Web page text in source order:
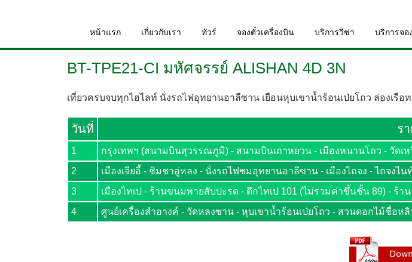
หน้าแรก เกี่ยวกับเรา ทัวร์ จองตั๋วเครื่องบิน บริการวีซ่า บริการจอ
BT-TPE21-CI มหัศจรรย์ ALISHAN 4D 3N
เที่ยวครบจบทุกไฮไลท์ นั่งรถไฟอุทยานอาลีซาน เยือนหุบเขาน้ำร้อนเป่ยโถว ล่องเรื
วันที่ ร
1
กรุงเทพฯ (สนามบินสุวรรณภูมิ) - สนามบินเถาหยวน - เมืองหนานโถว - วัดเ
2
เมืองเจียอี้ - ชิมชาอู่หลง - นั่งรถไฟชมอุทยานอาลีซาน - เมืองไถจง - ไถจงไน
3
เมืองไทเป - ร้านขนมพายสับปะรด - ตึกไทเป 101 (ไม่รวมค่าขึ้นชั้น 89) - ร้
4
ศูนย์เครื่องสำอางค์ - วัดหลงซาน - หุบเขาน้ำร้อนเป่ยโถว - สวนดอกไม้ชื่